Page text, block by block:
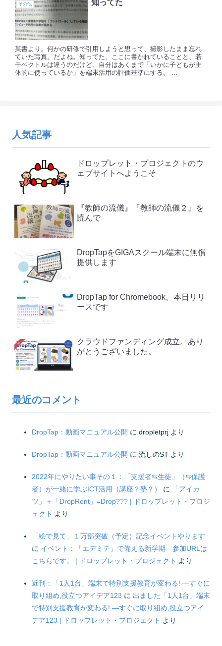
その他 知ってた
某書より。何かの研修で引用しようと思って、撮影したまま忘れ
ていた写真。だよね。知ってた。ここに書かれていることと、若
干ベクトルは違うのだけど、自分はあくまで「いかに子どもが主
体的に使っているか」を端末活用の評価基準にする。 ...
人気記事
ドロップレット・プロジェクトのウ
ェブサイトへようこそ
『教師の流儀』『教師の流儀２』を
読んで
DropTapをGIGAスクール端末に無償
提供します
DropTap for Chromebook、本日リリ
ースです
クラウドファンディング成立。あり
がとうございました。
最近のコメント
DropTap：動画マニュアル公開 に dropletprj より
DropTap：動画マニュアル公開 に 流しのST より
2022年にやりたい事その１：「支援者⇆生徒」（⇆保護
者）が一緒に学ぶICT活用（講座？塾？）
に
「アイカ
ツ」＋「DropRent」=Drop??? | ドロップレット・プロジ
ェクト より
「絵で見て」１万部突破（予定）記念イベントやります
に イベント：「エデミテ」で備える新学期 参加URLは
こちらです。 | ドロップレット・プロジェクト より
近刊：「1人1台」端末で特別支援教育が変わる! ―すぐに
取り組め,役立つアイデア123 に 出ました「1人1台」端末
で特別支援教育が変わる! ―すぐに取り組め,役立つアイ
デア123 | ドロップレット・プロジェクト より